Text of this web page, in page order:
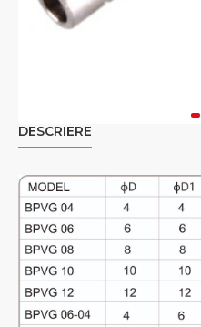
DESCRIERE